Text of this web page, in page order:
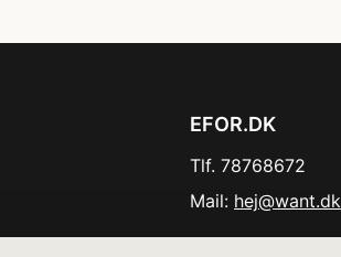
EFOR.DK
Tlf. 78768672
Mail: hej@want.dk